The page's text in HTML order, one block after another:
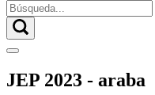
JEP 2023 - araba